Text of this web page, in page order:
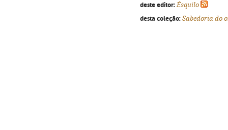
deste editor: Ésquilo
desta coleção: Sabedoria do